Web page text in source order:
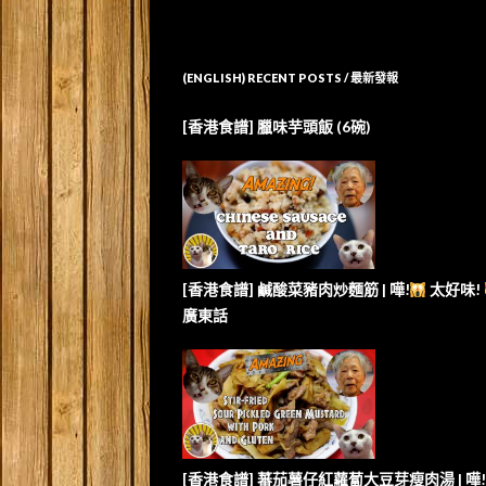
(ENGLISH) RECENT POSTS / 最新發報
[香港食譜] 臘味芋頭飯 (6碗)
[香港食譜] 鹹酸菜豬肉炒麵筋 | 嘩!
太好味!
廣東話
[香港食譜] 蕃茄薯仔紅蘿蔔大豆芽瘦肉湯 | 嘩!